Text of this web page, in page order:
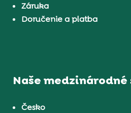
Záruka
Doručenie a platba
Naše
Česko